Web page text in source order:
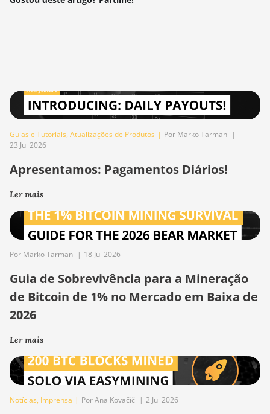
Guias e Tutoriais, Atualizações de Produtos | Por Marko Tarman |
23 Jul 2026
Apresentamos: Pagamentos Diários!
Ler mais
Por Marko Tarman | 18 Jul 2026
Guia de Sobrevivência para a Mineração
de Bitcoin de 1% no Mercado em Baixa de
2026
Ler mais
Notícias, Imprensa | Por Ana Kovačič | 2 Jul 2026